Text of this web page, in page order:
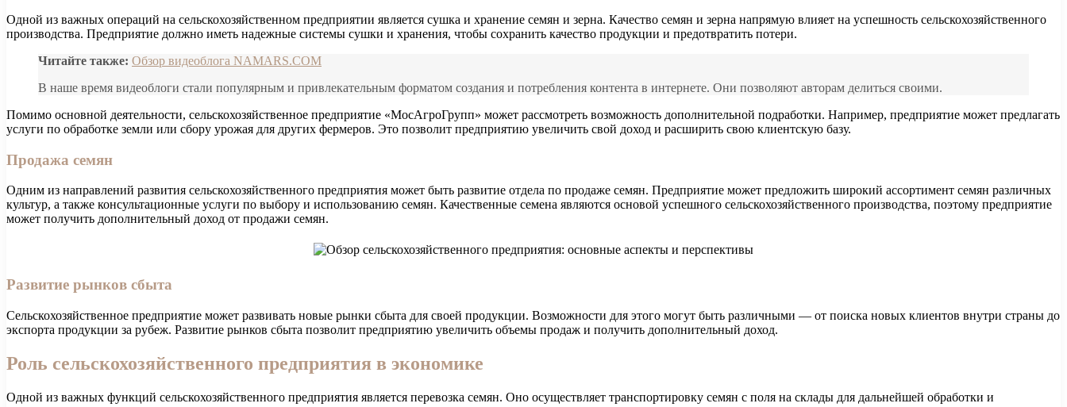
Одной из важных операций на сельскохозяйственном предприятии является сушка и хранение семян и зерна. Качество семян и зерна напрямую влияет на успешность сельскохозяйственного
производства. Предприятие должно иметь надежные системы сушки и хранения, чтобы сохранить качество продукции и предотвратить потери.
Читайте также: Обзор видеоблога NAMARS.COM
В наше время видеоблоги стали популярным и привлекательным форматом создания и потребления контента в интернете. Они позволяют авторам делиться своими.
Помимо основной деятельности, сельскохозяйственное предприятие «МосАгроГрупп» может рассмотреть возможность дополнительной подработки. Например, предприятие может предлагать
услуги по обработке земли или сбору урожая для других фермеров. Это позволит предприятию увеличить свой доход и расширить свою клиентскую базу.
Продажа семян
Одним из направлений развития сельскохозяйственного предприятия может быть развитие отдела по продаже семян. Предприятие может предложить широкий ассортимент семян различных
культур, а также консультационные услуги по выбору и использованию семян. Качественные семена являются основой успешного сельскохозяйственного производства, поэтому предприятие
может получить дополнительный доход от продажи семян.
Развитие рынков сбыта
Сельскохозяйственное предприятие может развивать новые рынки сбыта для своей продукции. Возможности для этого могут быть различными — от поиска новых клиентов внутри страны до
экспорта продукции за рубеж. Развитие рынков сбыта позволит предприятию увеличить объемы продаж и получить дополнительный доход.
Роль сельскохозяйственного предприятия в экономике
Одной из важных функций сельскохозяйственного предприятия является перевозка семян. Оно осуществляет транспортировку семян с поля на склады для дальнейшей обработки и